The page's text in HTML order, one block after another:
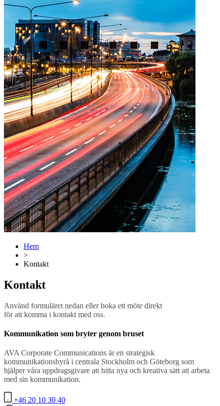
Hem
>
Kontakt
Kontakt
Använd formuläret nedan eller boka ett möte direkt
för att komma i kontakt med oss.
Kommunikation som bryter genom bruset
AVA Corporate Communications är en strategisk
kommunikationsbyrå i centrala Stockholm och Göteborg som
hjälper våra uppdragsgivare att hitta nya och kreativa sätt att arbeta
med sin kommunikation.
+46 20 10 30 40